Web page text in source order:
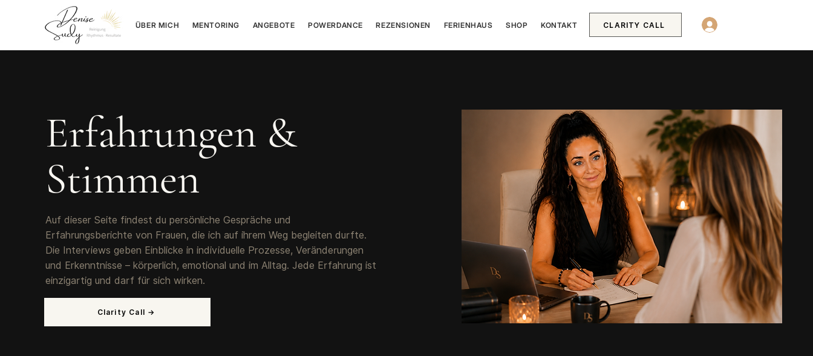
ÜBER MICH MENTORING ANGEBOTE POWERDANCE REZENSIONEN FERIENHAUS SHOP KONTAKT CLARITY CALL
Erfahrungen &
Stimmen
Auf dieser Seite findest du persönliche Gespräche und
Erfahrungsberichte von Frauen, die ich auf ihrem Weg begleiten durfte.
Die Interviews geben Einblicke in individuelle Prozesse, Veränderungen
und Erkenntnisse – körperlich, emotional und im Alltag. Jede Erfahrung ist
einzigartig und darf für sich wirken.
Clarity Call →